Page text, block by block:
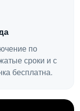
по
сроки и с
бесплатна.